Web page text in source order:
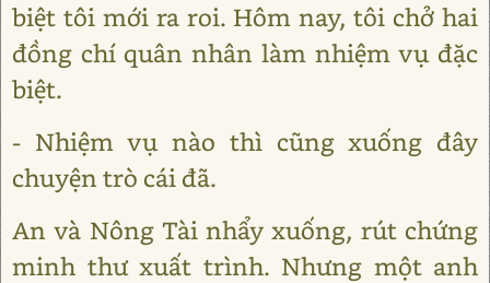
biệt tôi mới ra roi. Hôm nay, tôi chở hai
đồng chí quân nhân làm nhiệm vụ đặc
biệt.
- Nhiệm vụ nào thì cũng xuống đây
chuyện trò cái đã.
An và Nông Tài nhẩy xuống, rút chứng
minh thư xuất trình. Nhưng một anh